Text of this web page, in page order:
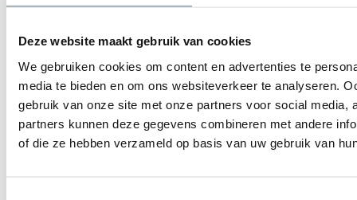
Deze website maakt gebruik van cookies
We gebruiken cookies om content en advertenties te
media te bieden en om ons websiteverkeer te analyseren.
gebruik van onze site met onze partners voor social media,
partners kunnen deze gegevens combineren met andere
of die ze hebben verzameld op basis van uw gebruik van
Nieuwe directeur
Verblijf